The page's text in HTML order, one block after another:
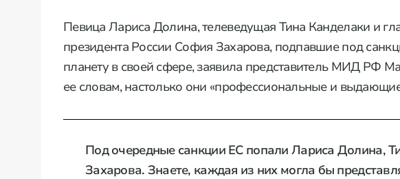
Певица Лариса Долина, телеведущая Тина Канделаки и
президента России София Захарова, подпавшие под
планету в своей сфере, заявила представитель МИД РФ
ее словам, настолько они «профессиональные и
Под очередные санкции ЕС попали Лариса Долина,
Захарова. Знаете, каждая из них могла бы